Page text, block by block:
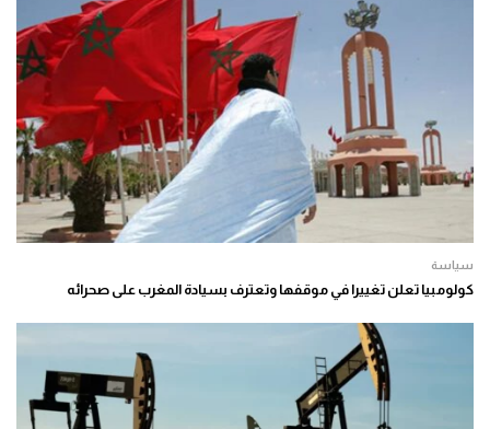
سياسة
كولومبيا تعلن تغييرا في موقفها وتعترف بسيادة المغرب على صحرائه